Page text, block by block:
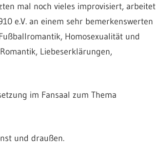
mal noch vieles improvisiert, arbeitet
e.V. an einem sehr bemerkenswerten
Homosexualität und
Liebeserklärungen,
im Fansaal zum Thema
und draußen.